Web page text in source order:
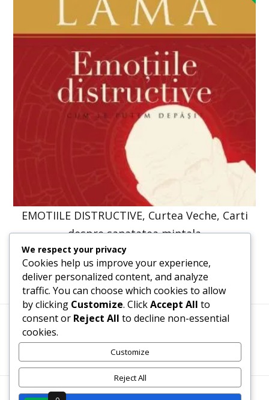
EMOTIILE DISTRUCTIVE, Curtea Veche, Carti
despre sanatatea mintala
61,31lei
Termeni, Condiții & Protecția Datelor (GDPR)
WWW.RECENZII-CARTI.RO ©2026 TOATE DREPTURILE
We respect your privacy
Cookies help us improve your experience,
deliver personalized content, and analyze
traffic. You can choose which cookies to allow
by clicking Customize. ClickAccept All to
consent or Reject All to decline non-essential
cookies.
Customize
Reject All